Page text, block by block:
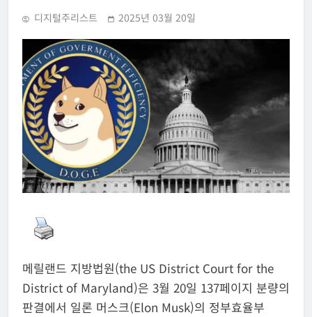
디지털주리스트 2025년 03월 20일
메릴랜드 지방법원(the US District Court for the
District of Maryland)은 3월 20일 137페이지 분량의
판결에서 일론 머스크(Elon Musk)의 정부효율부